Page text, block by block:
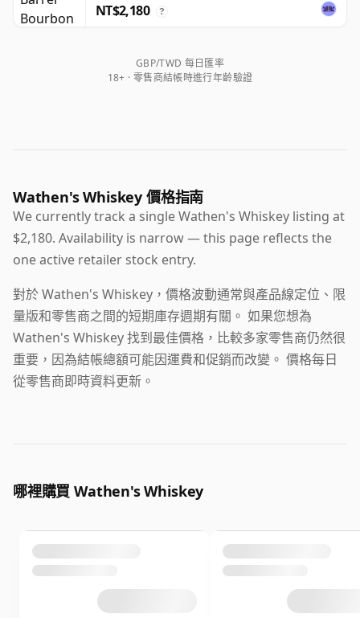
NT$2,180 ?
GBP/TWD 每日匯率
18+ · 零售商結帳時進行年齡驗證
Wathen's Whiskey 價格指南
We currently track a single Wathen's Whiskey listing at
$2,180. Availability is narrow — this page reflects the
one active retailer stock entry.
對於 Wathen's Whiskey，價格波動通常與產品線定位、限
量版和零售商之間的短期庫存週期有關。 如果您想為
Wathen's Whiskey 找到最佳價格，比較多家零售商仍然很
重要，因為結帳總額可能因運費和促銷而改變。 價格每日
從零售商即時資料更新。
哪裡購買 Wathen's Whiskey